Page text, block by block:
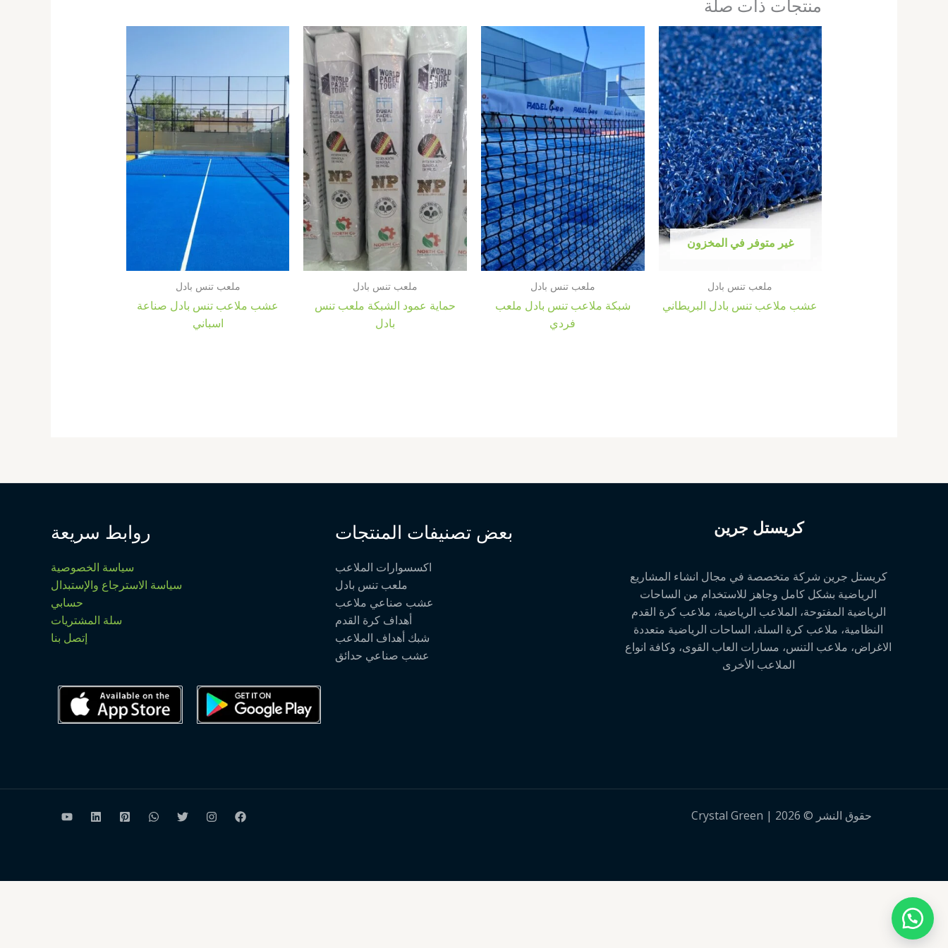
منتجات ذات صلة
غير متوفر في المخزون
ملعب تنس بادل
عشب ملاعب تنس بادل البريطاني
ملعب تنس بادل
شبكة ملاعب تنس بادل ملعب
فردي
ملعب تنس بادل
حماية عمود الشبكة ملعب تنس
بادل
ملعب تنس بادل
عشب ملاعب تنس بادل صناعة
اسباني
كريستل جرين
كريستل جرين شركة متخصصة في مجال انشاء المشاريع
الرياضية بشكل كامل وجاهز للاستخدام من الساحات
الرياضية المفتوحة، الملاعب الرياضية، ملاعب كرة القدم
النظامية، ملاعب كرة السلة، الساحات الرياضية متعددة
الاغراض، ملاعب التنس، مسارات العاب القوى، وكافة انواع
الملاعب الأخرى
بعض تصنيفات المنتجات
اكسسوارات الملاعب
ملعب تنس بادل
عشب صناعي ملاعب
أهداف كرة القدم
شبك أهداف الملاعب
عشب صناعي حدائق
روابط سريعة
سياسة الخصوصية
سياسة الاسترجاع والإستبدال
حسابي
سلة المشتريات
إتصل بنا
حقوق النشر © 2026 | Crystal Green